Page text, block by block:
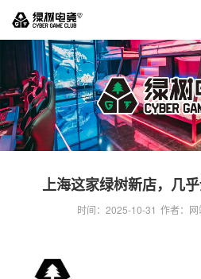
上海这家绿树新店，几乎
时间：2025-10-31 作者：